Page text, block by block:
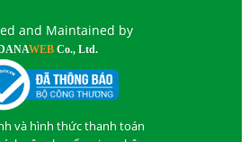
and Maintained by
WEB Co., Ltd.
và hình thức thanh toán